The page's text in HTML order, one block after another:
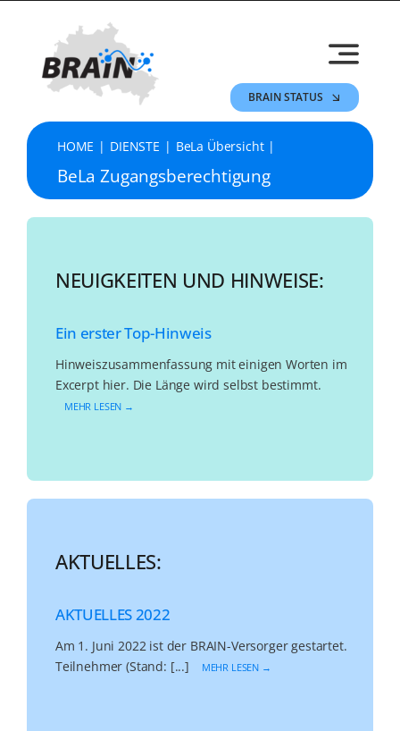
content
BRAIN STATUS
HOME DIENSTE BeLa Übersicht
BeLa Zugangsberechtigung
NEUIGKEITEN UND HINWEISE:
Ein erster Top-Hinweis
Hinweiszusammenfassung mit einigen Worten im
Excerpt hier. Die Länge wird selbst bestimmt.
MEHR LESEN →
AKTUELLES:
AKTUELLES 2022
Am 1. Juni 2022 ist der BRAIN-Versorger gestartet.
Teilnehmer (Stand: [...]
MEHR LESEN →